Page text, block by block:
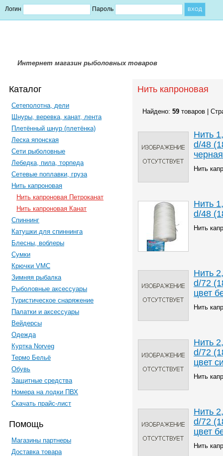
Логин Пароль
Интернет магазин рыболовных товаров
Каталог
Сетеполотна, дели
Шнуры, веревка, канат, лента
Плетённый шнур (плетёнка)
Леска японская
Сети рыболовные
Лебедка, пила, торпеда
Сетевые поплавки, груза
Нить капроновая
Нить капроновая Петроканат
Нить капроновая Канат
Спиннинг
Катушки для спиннинга
Блесны, воблеры
Сумки
Крючки VMC
Зимняя рыбалка
Рыболовные аксессуары
Туристическое снаряжение
Палатки и аксессуары
Вейдерсы
Одежда
Куртка Norveg
Термо Бельё
Обувь
Защитные средства
Номера на лодки ПВХ
Скачать прайс-лист
Помощь
Магазины партнеры
Доставка товара
Нить капроновая
Найдено: 59товаров |
Нить
d/48
черная
Нить
Нить
d/48
Нить
Нить
d/72
цвет
Нить
Нить
d/72
цвет
Нить
Нить
d/72
цвет
Нить